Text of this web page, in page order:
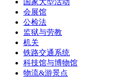
国家大型活动
会展馆
公检法
监狱与劳教
机关
铁路交通系统
科技馆与博物馆
物流&游景点